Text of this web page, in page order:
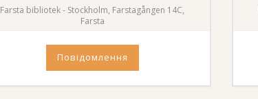
Farsta bibliotek - Stockholm, Farstagången 14C,
Farsta
Повідомлення